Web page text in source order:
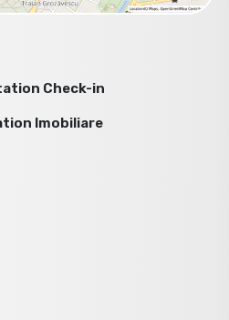
Check-in
Imobiliare